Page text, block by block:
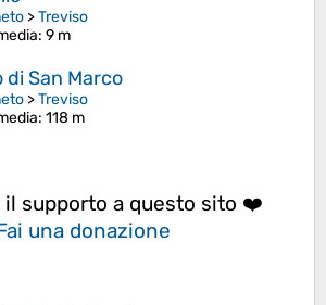
>Treviso
: 9 m
di San Marco
>Treviso
: 118 m
il supporto a questo sito ❤️
una donazione